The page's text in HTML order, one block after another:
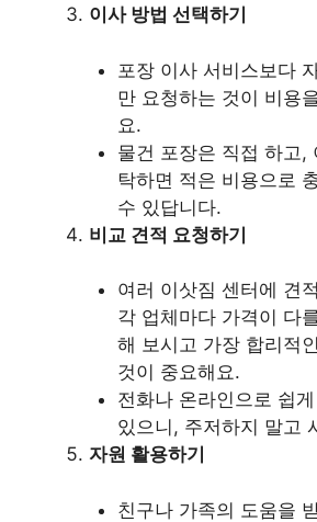
이사 방법 선택하기
포장 이사 서비스보다
만 요청하는 것이 비용
요.
물건 포장은 직접 하고,
탁하면 적은 비용으로
수 있답니다.
비교 견적 요청하기
여러 이삿짐 센터에 견
각 업체마다 가격이 다
해 보시고 가장 합리적
것이 중요해요.
전화나 온라인으로 쉽
있으니, 주저하지 말고
자원 활용하기
친구나 가족의 도움을